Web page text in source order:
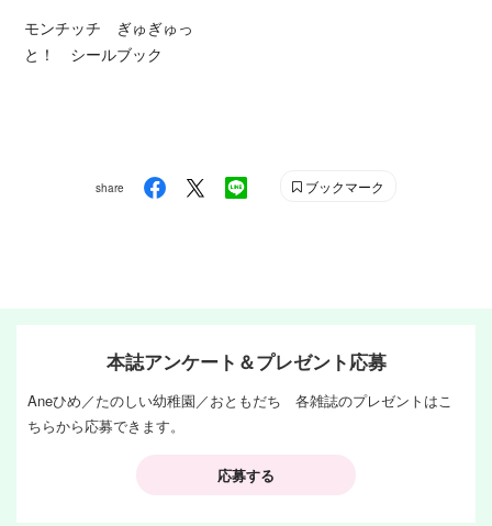
モンチッチ ぎゅぎゅっ
と！ シールブック
share ブックマーク
本誌アンケート＆プレゼント応募
Aneひめ／たのしい幼稚園／おともだち 各雑誌のプレゼントはこ
ちらから応募できます。
応募する